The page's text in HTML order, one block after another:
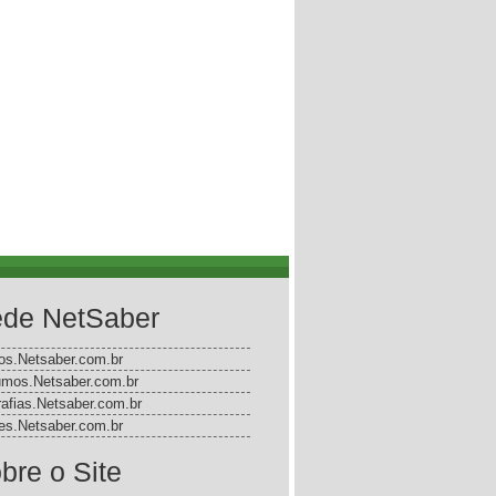
NetSaber
o Site